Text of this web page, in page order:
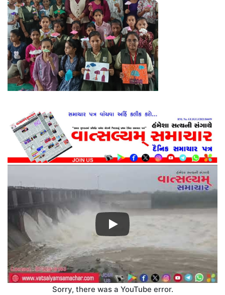
Sorry, there was a YouTube error.